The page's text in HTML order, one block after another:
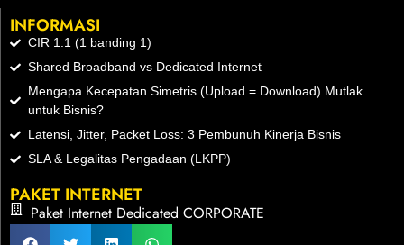
INFORMASI
CIR 1:1 (1 banding 1)
Shared Broadband vs Dedicated Internet
Mengapa Kecepatan Simetris (Upload = Download) Mutlak
untuk Bisnis?
Latensi, Jitter, Packet Loss: 3 Pembunuh Kinerja Bisnis
SLA & Legalitas Pengadaan (LKPP)
PAKET INTERNET
Paket Internet Dedicated CORPORATE